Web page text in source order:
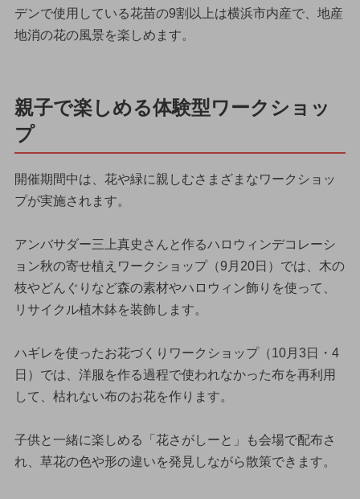
デンで使用している花苗の9割以上は横浜市内産で、地産
地消の花の風景を楽しめます。
親子で楽しめる体験型ワークショッ
プ
開催期間中は、花や緑に親しむさまざまなワークショッ
プが実施されます。
アンバサダー三上真史さんと作るハロウィンデコレーシ
ョン秋の寄せ植えワークショップ（9月20日）では、木の
枝やどんぐりなど森の素材やハロウィン飾りを使って、
リサイクル植木鉢を装飾します。
ハギレを使ったお花づくりワークショップ（10月3日・4
日）では、洋服を作る過程で使われなかった布を再利用
して、枯れない布のお花を作ります。
子供と一緒に楽しめる「花さがしーと」も会場で配布さ
れ、草花の色や形の違いを発見しながら散策できます。